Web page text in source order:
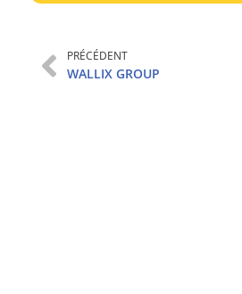
PRÉCÉDENT
WALLIX GROUP